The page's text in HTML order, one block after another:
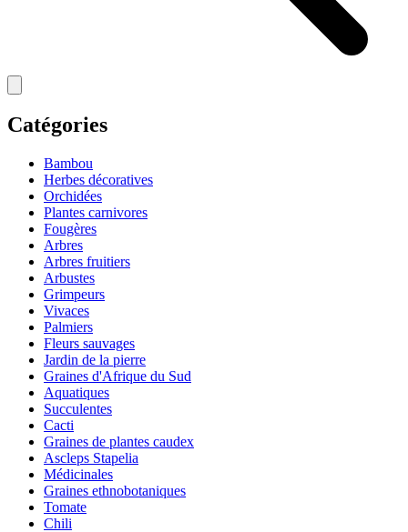
Catégories
Bambou
Herbes décoratives
Orchidées
Plantes carnivores
Fougères
Arbres
Arbres fruitiers
Arbustes
Grimpeurs
Vivaces
Palmiers
Fleurs sauvages
Jardin de la pierre
Graines d'Afrique du Sud
Aquatiques
Succulentes
Cacti
Graines de plantes caudex
Ascleps Stapelia
Médicinales
Graines ethnobotaniques
Tomate
Chili